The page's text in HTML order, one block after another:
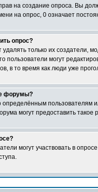
на создание опроса. Вы
на опрос, 0 означает
опрос?
только их создатели,
пользователи могут
в то время как люди уже
форумы?
пользователям
могут предоставить такое
могут участвовать в